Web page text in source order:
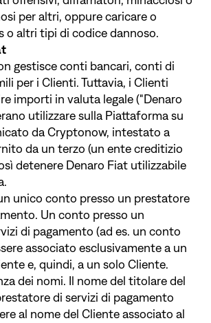
per altri, oppure caricare o
o altri tipi di codice dannoso.
gestisce conti bancari, conti di
per i Clienti. Tuttavia, i Clienti
importi in valuta legale ("Denaro
utilizzare sulla Piattaforma su
da Cryptonow, intestato a
da un terzo (un ente creditizio
detenere Denaro Fiat utilizzabile
unico conto presso un prestatore
Un conto presso un
di pagamento (ad es. un conto
associato esclusivamente a un
e, quindi, a un solo Cliente.
dei nomi. Il nome del titolare del
di servizi di pagamento
al nome del Cliente associato al